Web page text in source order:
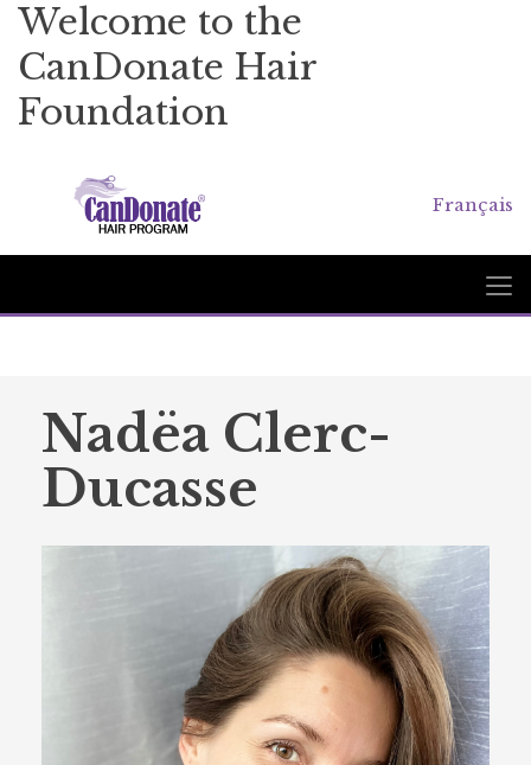
Welcome to the
CanDonate Hair
Foundation
Français
Nadëa Clerc-
Ducasse